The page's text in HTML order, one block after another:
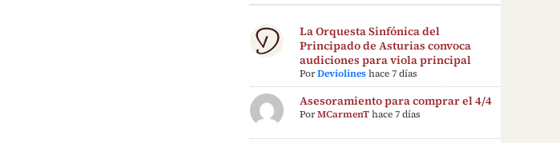
La Orquesta Sinfónica del
Principado de Asturias convoca
audiciones para viola principal
PorDeviolines hace 7 días
Asesoramiento para comprar el 4/4
PorMCarmenT hace 7 días